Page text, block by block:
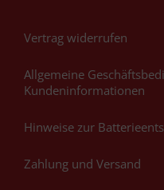
Vertrag widerrufen
Allgemeine
Kundeninformationen
Hinweise zur
Zahlung und Versand